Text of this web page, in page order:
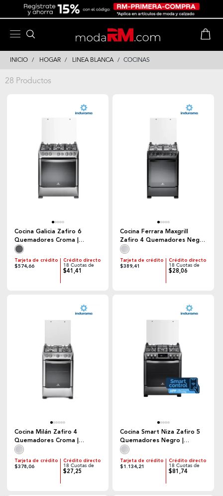
INICIO HOGAR LINEA BLANCA COCINAS
28 Productos
Cocina Galicia Zafiro 6
Quemadores Croma |
Indurama
Tarjeta de crédito
$574,66
Crédito directo
18 Cuotas de
$41,41
Cocina Ferrara Maxgrill
Zafiro 4 Quemadores Negra
| Indurama
Tarjeta de crédito
$389,41
Crédito directo
18 Cuotas de
$28,06
Cocina Milán Zafiro 4
Quemadores Croma |
Indurama
Tarjeta de crédito
$378,06
Crédito directo
18 Cuotas de
$27,25
Cocina Smart Niza Zafiro 5
Quemadores Negro |
Indurama
Tarjeta de crédito
$1.134,21
Crédito directo
18 Cuotas de
$81,74